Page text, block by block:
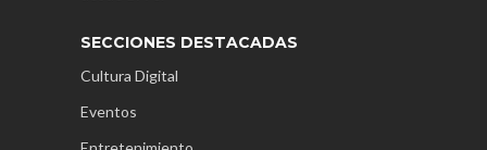
SECCIONES DESTACADAS
Cultura Digital
Eventos